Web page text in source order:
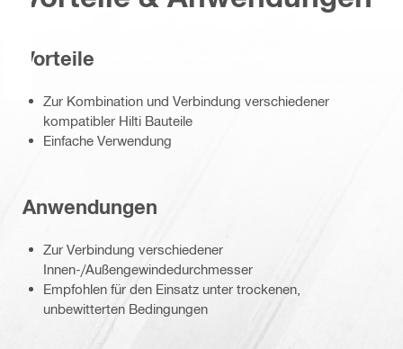
Vorteile
Zur Kombination und Verbindung verschiedener
kompatibler Hilti Bauteile
Einfache Verwendung
Anwendungen
Zur Verbindung verschiedener
Innen-/Außengewindedurchmesser
Empfohlen für den Einsatz unter trockenen,
unbewitterten Bedingungen